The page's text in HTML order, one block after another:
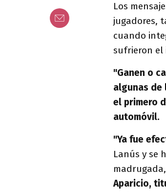
Los
jugadores,
cuando
sufrieron el
"Ganen o
algunas de
el primero
automóvil.
"Ya fue
Lanús y se
Aparicio,